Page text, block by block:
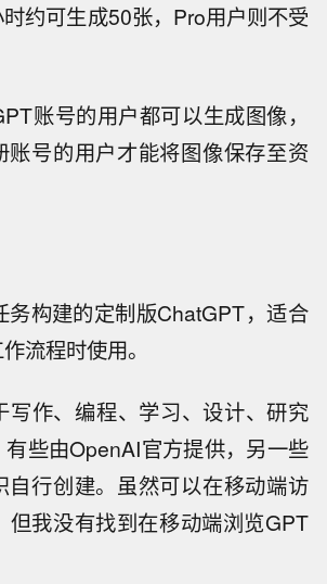
约可生成50张，Pro用户则不受
账号的用户都可以生成图像，
账号的用户才能将图像保存至资
务构建的定制版ChatGPT，适合
流程时使用。
写作、编程、学习、设计、研究
些由OpenAI官方提供，另一些
自行创建。虽然可以在移动端访
但我没有找到在移动端浏览GPT